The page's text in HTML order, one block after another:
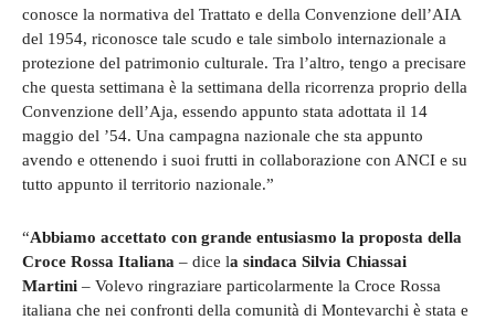
conosce la normativa del Trattato e della Convenzione dell’AIA
del 1954, riconosce tale scudo e tale simbolo internazionale a
protezione del patrimonio culturale. Tra l’altro, tengo a precisare
che questa settimana è la settimana della ricorrenza proprio della
Convenzione dell’Aja, essendo appunto stata adottata il 14
maggio del ’54. Una campagna nazionale che sta appunto
avendo e ottenendo i suoi frutti in collaborazione con ANCI e su
tutto appunto il territorio nazionale.”
“Abbiamo accettato con grande entusiasmo la proposta della
Croce Rossa Italiana – dice la sindaca Silvia Chiassai
Martini – Volevo ringraziare particolarmente la Croce Rossa
italiana che nei confronti della comunità di Montevarchi è stata e